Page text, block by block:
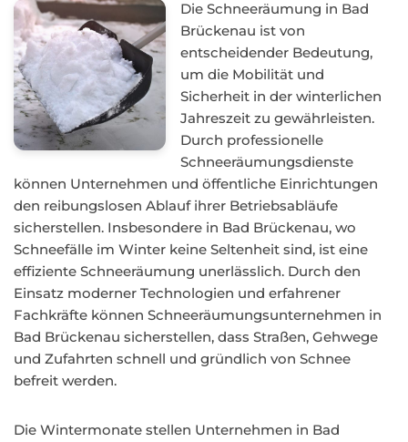
Die Schneeräumung in Bad
Brückenau ist von
entscheidender Bedeutung,
um die Mobilität und
Sicherheit in der winterlichen
Jahreszeit zu gewährleisten.
Durch professionelle
Schneeräumungsdienste
können Unternehmen und öffentliche Einrichtungen
den reibungslosen Ablauf ihrer Betriebsabläufe
sicherstellen. Insbesondere in Bad Brückenau, wo
Schneefälle im Winter keine Seltenheit sind, ist eine
effiziente Schneeräumung unerlässlich. Durch den
Einsatz moderner Technologien und erfahrener
Fachkräfte können Schneeräumungsunternehmen in
Bad Brückenau sicherstellen, dass Straßen, Gehwege
und Zufahrten schnell und gründlich von Schnee
befreit werden.
Die Wintermonate stellen Unternehmen in Bad